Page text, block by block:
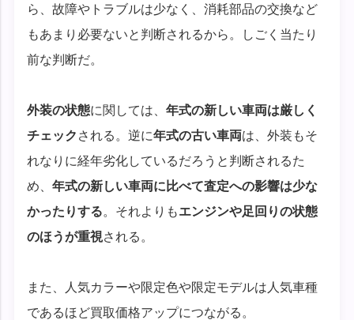
ら、故障やトラブルは少なく、消耗部品の交換など
もあまり必要ないと判断されるから。しごく当たり
前な判断だ。
外装の状態に関しては、年式の新しい車両は厳しく
チェック される。逆に年式の古い車両は、外装もそ
れなりに経年劣化しているだろうと判断されるた
め、年式の新しい車両に比べて査定への影響は少な
かったりする。それよりもエンジンや足回りの状態
のほうが重視される。
また、人気カラーや限定色や限定モデルは人気車種
であるほど買取価格アップにつながる。